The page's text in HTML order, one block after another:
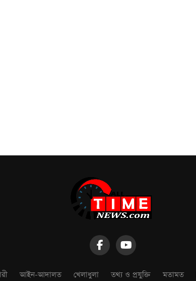
আইন-আদালত খেলাধুলা তথ্য ও প্রযুক্তি মতামত